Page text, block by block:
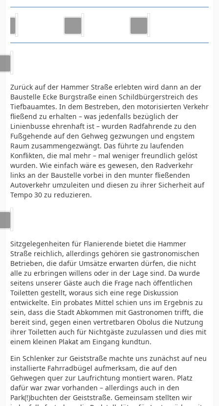
Zurück auf der Hammer Straße erlebten wird dann an der
Baustelle Ecke Burgstraße einen Schildbürgerstreich des
Tiefbauamtes. In dem Bestreben, den motorisierten Verkehr
fließend zu erhalten – was jedenfalls bezüglich der
Linienbusse ehrenhaft ist – wurden Radfahrende zu den
Fußgehende auf den Gehweg gezwungen und engstem
Raum zusammengezwängt. Das führte zu laufenden
Konflikten, die mal mehr – mal weniger freundlich gelöst
wurden. Wie einfach wäre es gewesen, den Radverkehr
links an der Baustelle vorbei in den munter fließenden
Autoverkehr umzuleiten und diesen zu ihrer Sicherheit auf
Tempo 30 zu reduzieren.
Sitzgelegenheiten für Flanierende bietet die Hammer
Straße reichlich, allerdings gehören sie gastronomischen
Betrieben, die dafür Umsätze erwarten dürfen, die nicht
alle zu erbringen willens oder in der Lage sind. Da wurde
seitens unserer Gäste auch die Frage nach öffentlichen
Toiletten gestellt, woraus sich eine rege Diskussion
entwickelte. Ein probates Mittel schien uns im Ergebnis zu
sein, dass die Stadt Abkommen mit Gastronomen trifft, die
bereit sind, gegen einen vertretbaren Obolus die Nutzung
ihrer Toiletten auch für Nichtgäste zuzulassen und dies mit
einem kleinen Plakat am Eingang kundtun.
Ein Schlenker zur Geiststraße machte uns zunächst auf neu
installierte Fahrradbügel aufmerksam, die auf den
Gehwegen quer zur Laufrichtung montiert waren. Platz
dafür war zwar vorhanden – allerdings auch in den
Park(!)buchten der Geiststraße. Gemeinsam stellten wir